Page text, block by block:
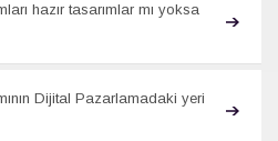
hazır tasarımlar mı yoksa
Dijital Pazarlamadaki yeri